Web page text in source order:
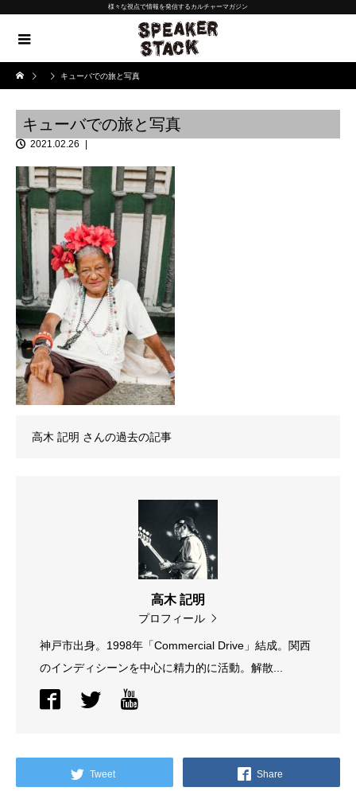
様々な視点で情報を発信するカルチャーマガジン
キューバでの旅と写真
キューバでの旅と写真
2021.02.26
高木 記明 さんの過去の記事
高木 記明
プロフィール
神戸市出身。1998年「Commercial Drive」結成。関西
のインディシーンを中心に精力的に活動。解散...
Tweet Share